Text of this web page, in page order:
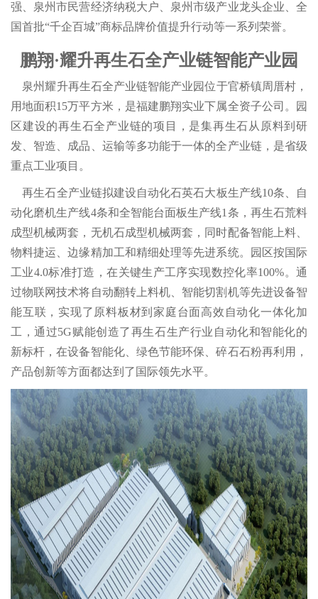
强、泉州市民营经济纳税大户、泉州市级产业龙头企业、全
国首批“千企百城”商标品牌价值提升行动等一系列荣誉。
鹏翔·耀升再生石全产业链智能产业园
泉州耀升再生石全产业链智能产业园位于官桥镇周厝村，
用地面积15万平方米，是福建鹏翔实业下属全资子公司。园
区建设的再生石全产业链的项目，是集再生石从原料到研
发、智造、成品、运输等多功能于一体的全产业链，是省级
重点工业项目。
再生石全产业链拟建设自动化石英石大板生产线10条、自
动化磨机生产线4条和全智能台面板生产线1条，再生石荒料
成型机械两套，无机石成型机械两套，同时配备智能上料、
物料捷运、边缘精加工和精细处理等先进系统。园区按国际
工业4.0标准打造，在关键生产工序实现数控化率100%。通
过物联网技术将自动翻转上料机、智能切割机等先进设备智
能互联，实现了原料板材到家庭台面高效自动化一体化加
工，通过5G赋能创造了再生石生产行业自动化和智能化的
新标杆，在设备智能化、绿色节能环保、碎石石粉再利用，
产品创新等方面都达到了国际领先水平。